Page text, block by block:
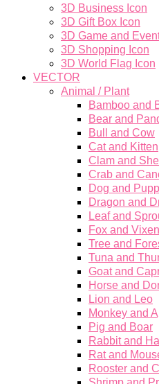
3D Business Icon
3D Gift Box Icon
3D Game and
3D Shopping Icon
3D World Flag Icon
VECTOR
Animal / Plant
Bamboo and
Bear and
Bull and Cow
Cat and Kitten
Clam and
Crab and
Dog and
Dragon and
Leaf and
Fox and Vixen
Tree and
Tuna and
Goat and
Horse and
Lion and Leo
Monkey and
Pig and Boar
Rabbit and
Rat and
Rooster and